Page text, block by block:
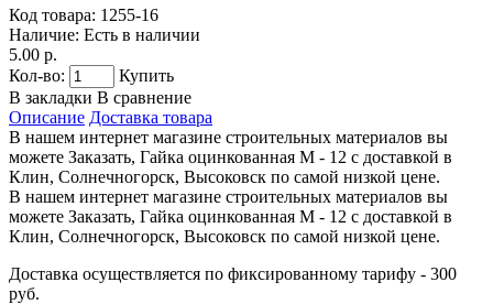
Код товара: 1255-16
Наличие: Есть в наличии
5.00 р.
Кол-во:
Купить
В закладки В сравнение
Описание Доставка товара
В нашем интернет магазине строительных материалов вы
можете Заказать, Гайка оцинкованная М - 12 с доставкой в
Клин, Солнечногорск, Высоковск по самой низкой цене.
В нашем интернет магазине строительных материалов вы
можете Заказать, Гайка оцинкованная М - 12 с доставкой в
Клин, Солнечногорск, Высоковск по самой низкой цене.
Доставка осуществляется по фиксированному тарифу - 300
руб.